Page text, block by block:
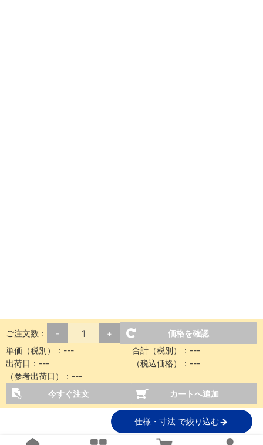
ご注文数： - +
価格を確認
単価（税別）： --- 合計（税別）： ---
出荷日： --- （税込価格）： ---
（参考出荷日）： ---
今すぐ注文
カートへ追加
仕様・寸法 で絞り込む